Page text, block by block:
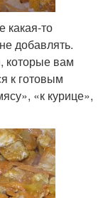
какая-то
добавлять.
которые вам
к готовым
«к курице»,